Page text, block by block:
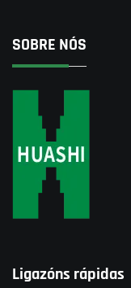
SOBRE NÓS
Ligazóns rápidas